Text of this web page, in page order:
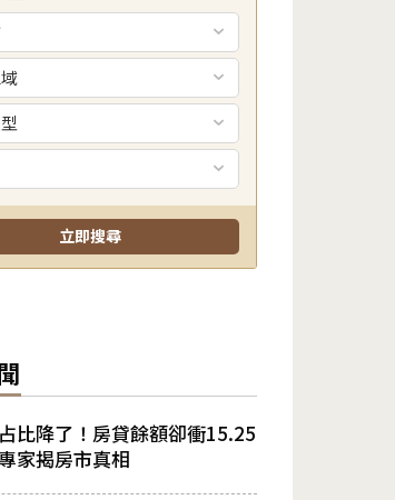
比降了！房貸餘額卻衝15.25
家揭房市真相